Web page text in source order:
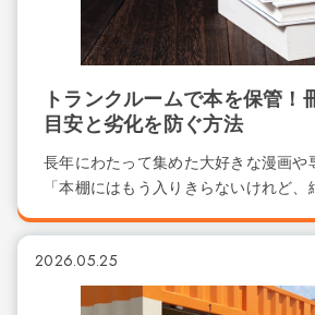
トランクルームで本を保管！
目安と劣化を防ぐ方法
長年にわたって集めた大好きな漫画や
「本棚にはもう入りきらないけれど、
2026.05.25